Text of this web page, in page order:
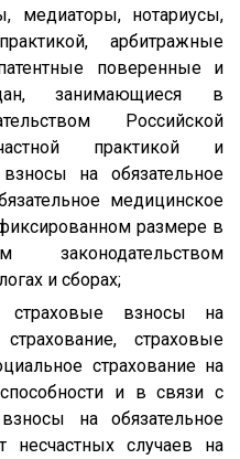
медиаторы, нотариусы,
арбитражные
поверенные и
занимающиеся в
Российской
практикой и
на обязательное
медицинское
размере в
законодательством
и сборах;
взносы на
страховые
страхование на
и в связи с
на обязательное
несчастных случаев на